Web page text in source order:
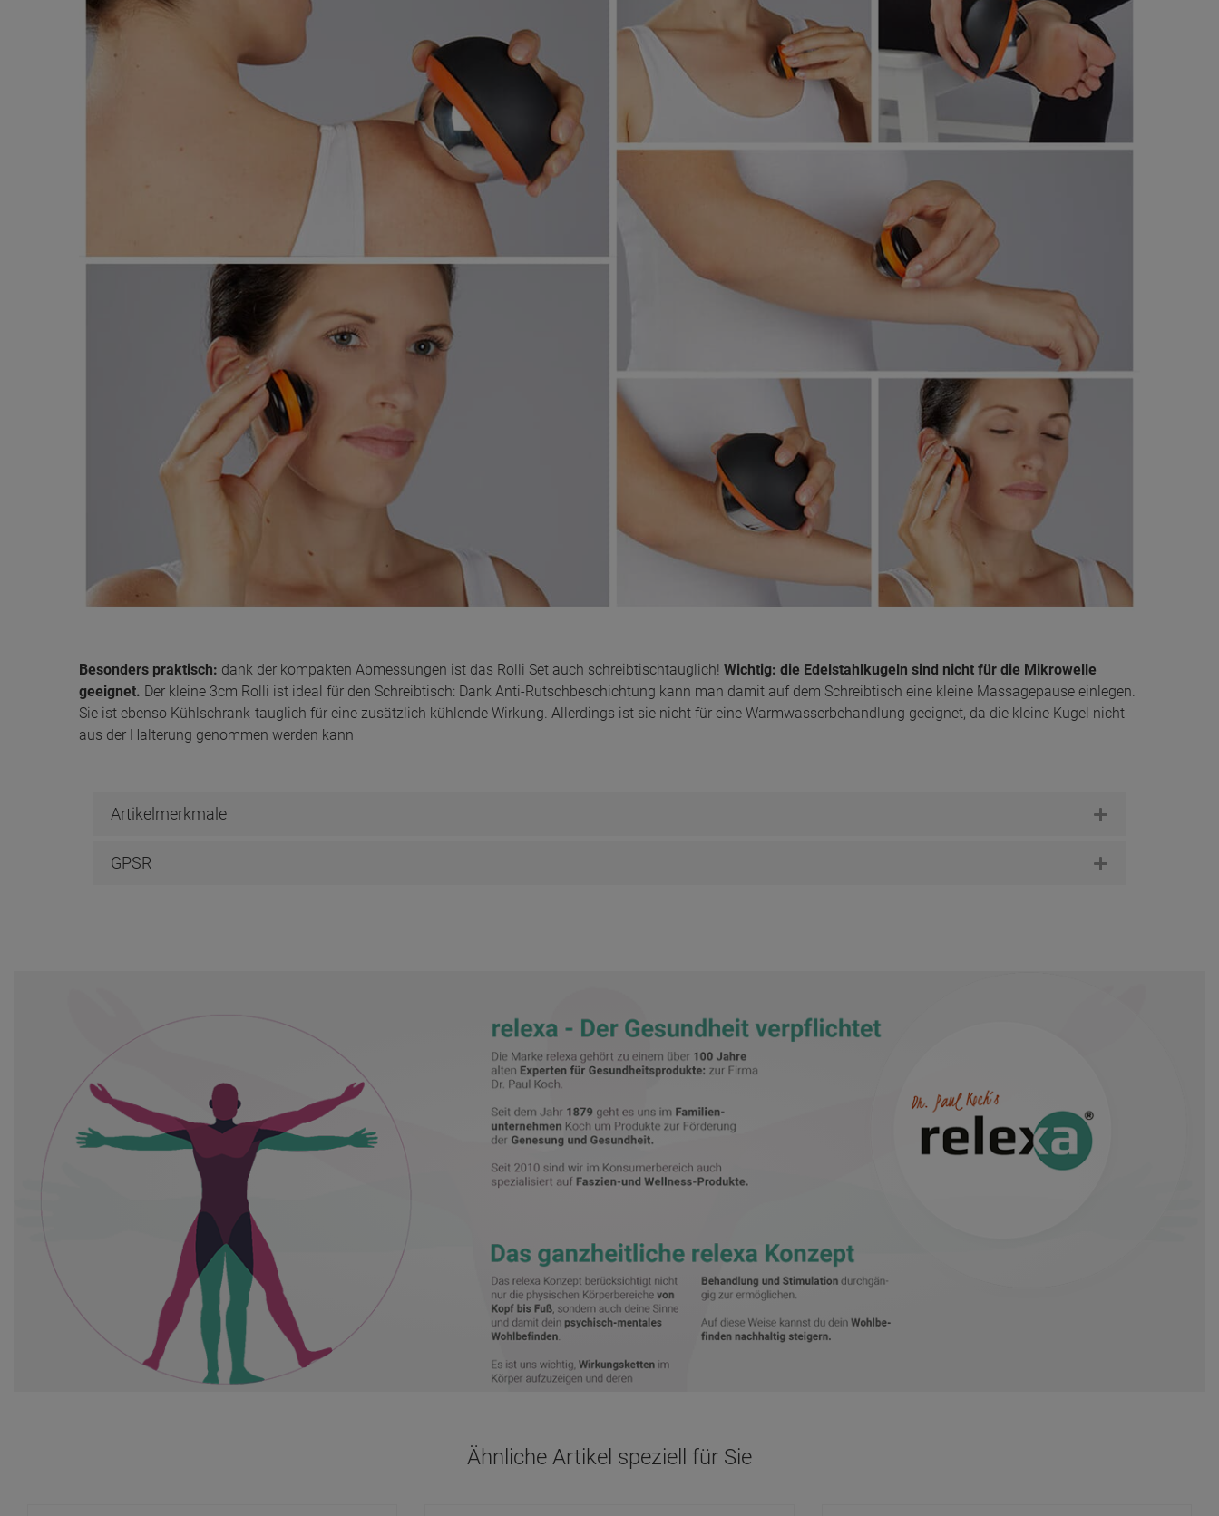
Besonders praktisch: dank der kompakten Abmessungen ist das Rolli Set auch schreibtischtauglich!Wichtig: die Edelstahlkugeln sind nicht für die Mikrowelle
geeignet.
Der kleine 3cm Rolli ist ideal für den Schreibtisch: Dank Anti-Rutschbeschichtung kann man damit auf dem Schreibtisch eine kleine Massagepause einlegen.
Artikelmerkmale
Ähnliche Artikel speziell für Sie